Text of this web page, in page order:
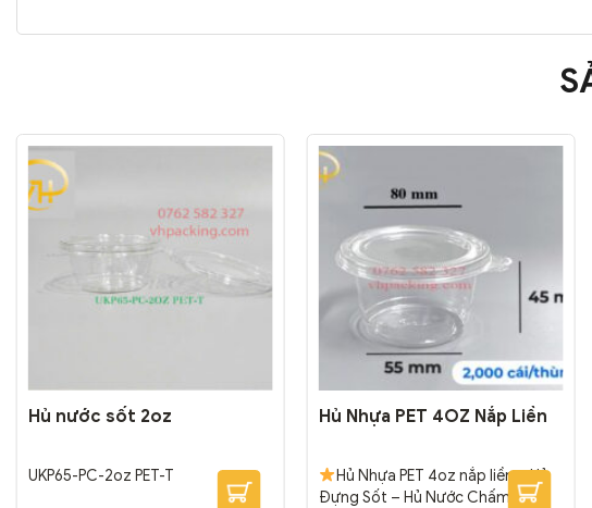
Hủ nước sốt 2oz
UKP65-PC-2oz PET-T
Hủ Nhựa PET 4OZ Nắp Liền
Hủ Nhựa PET 4oz nắp liền – Hủ
Đựng Sốt – Hủ Nước Chấm